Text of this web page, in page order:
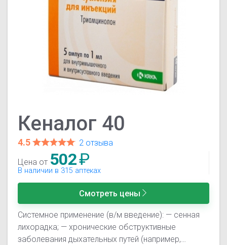
Кеналог 40
4.5
2 отзыва
Цена от 502₽
В наличии в 315 аптеках
Смотреть цены
Системное применение (в/м введение): — сенная
лихорадка; — хронические обструктивные
заболевания дыхательных путей (например,